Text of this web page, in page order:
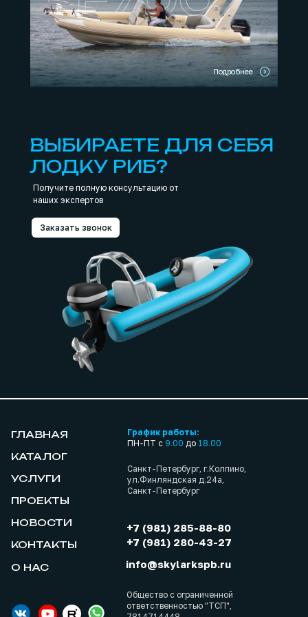
Подробнее
Подробнее
ВЫБИРАЕТЕ ДЛЯ СЕБЯ
ЛОДКУ РИБ?
Получите полную консультацию от
наших экспертов
Заказать звонок
КОНТАКТЫ
НОВОСТИ
КАТАЛОГ
ГЛАВНАЯ
О НАС
ПРОЕКТЫ
УСЛУГИ
График работы:
ПН-ПТ с 9.00 до 18.00
Санкт-Петербург, г.Колпино,
ул.Финляндская д.24а,
Санкт-Петербург
Общество с ограниченной
ответственностью "ТСП",
+7 (981) 285-88-80
+7 (981) 280-43-27
info@skylarkspb.ru